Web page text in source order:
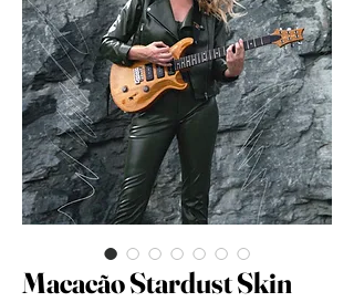
Macacão Stardust Skin